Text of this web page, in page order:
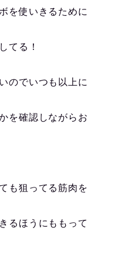
を使いきるために
てる！
のでいつも以上に
を確認しながらお
も狙ってる筋肉を
るほうにももって